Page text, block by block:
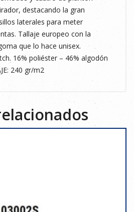
destacando la gran
laterales para meter
Tallaje europeo con la
que lo hace unisex.
16% poliéster – 46% algodón
240 gr/m2